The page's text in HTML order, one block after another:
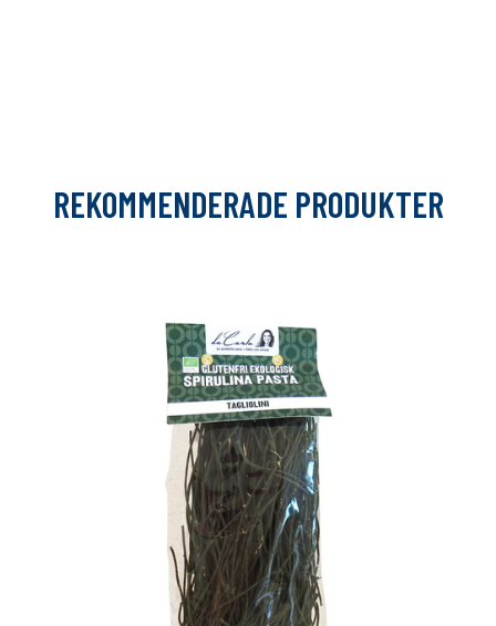
REKOMMENDERADE PRODUKTER